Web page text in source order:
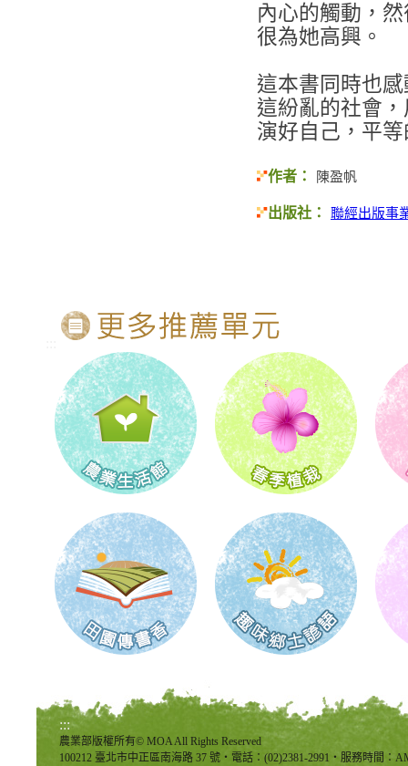
內心的觸動，
很為她高興。
這本書同時也
這紛亂的社會
演好自己，平
作者： 陳盈帆
出版社： 聯經出版事
:::
農業部版權所有© MOA All Rights Reserved
100212 臺北市中正區南海路 37 號‧電話：(02)2381-2991‧服務時間：